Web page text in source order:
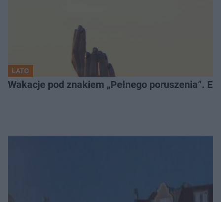
LATO
Wakacje pod znakiem „Pełnego poruszenia”.